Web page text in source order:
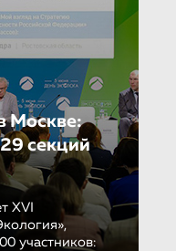
Москве:
секций
XVI
участников: